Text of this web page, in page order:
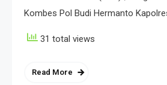
Kombes Pol Budi Hermanto
31 total views
Read More